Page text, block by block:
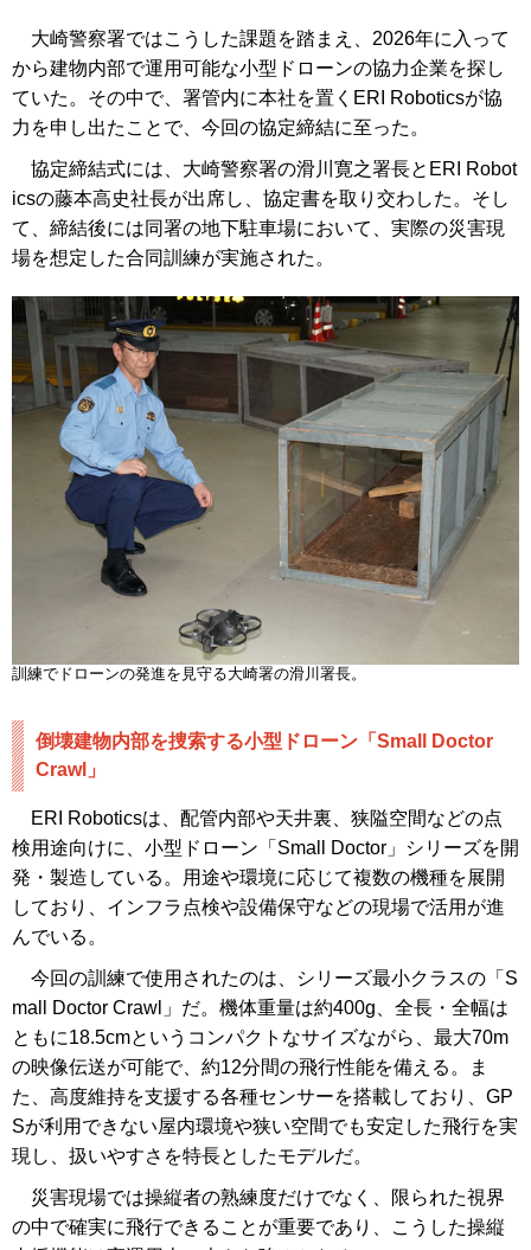
大崎警察署ではこうした課題を踏まえ、2026年に入って
から建物内部で運用可能な小型ドローンの協力企業を探し
ていた。その中で、署管内に本社を置くERI Roboticsが協
力を申し出たことで、今回の協定締結に至った。
協定締結式には、大崎警察署の滑川寛之署長とERI Robot
icsの藤本高史社長が出席し、協定書を取り交わした。そし
て、締結後には同署の地下駐車場において、実際の災害現
場を想定した合同訓練が実施された。
訓練でドローンの発進を見守る大崎署の滑川署長。
倒壊建物内部を捜索する小型ドローン「Small Doctor
Crawl」
ERI Roboticsは、配管内部や天井裏、狭隘空間などの点
検用途向けに、小型ドローン「Small Doctor」シリーズを開
発・製造している。用途や環境に応じて複数の機種を展開
しており、インフラ点検や設備保守などの現場で活用が進
んでいる。
今回の訓練で使用されたのは、シリーズ最小クラスの「S
mall Doctor Crawl」だ。機体重量は約400g、全長・全幅は
ともに18.5cmというコンパクトなサイズながら、最大70m
の映像伝送が可能で、約12分間の飛行性能を備える。ま
た、高度維持を支援する各種センサーを搭載しており、GP
Sが利用できない屋内環境や狭い空間でも安定した飛行を実
現し、扱いやすさを特長としたモデルだ。
災害現場では操縦者の熟練度だけでなく、限られた視界
の中で確実に飛行できることが重要であり、こうした操縦